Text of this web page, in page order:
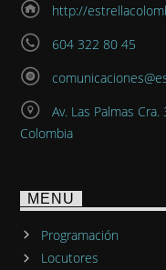
http://
604 322 80 45
Av. Las Palmas
Colombia
MENU
Programación
Locutores